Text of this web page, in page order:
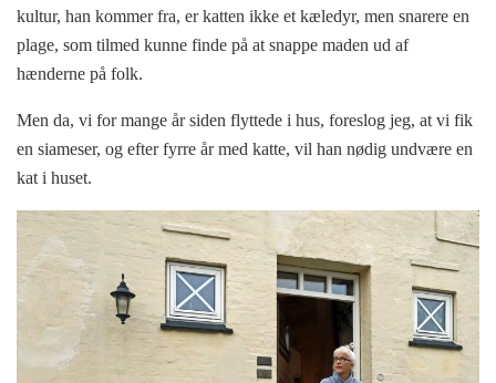
kultur, han kommer fra, er katten ikke et kæledyr, men snarere en
plage, som tilmed kunne finde på at snappe maden ud af
hænderne på folk.
Men da, vi for mange år siden flyttede i hus, foreslog jeg, at vi fik
en siameser, og efter fyrre år med katte, vil han nødig undvære en
kat i huset.